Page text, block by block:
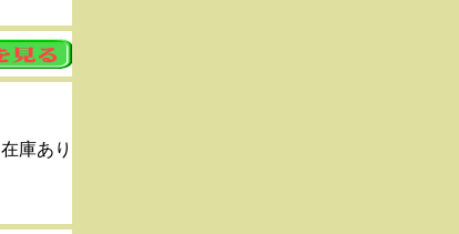
在庫あり